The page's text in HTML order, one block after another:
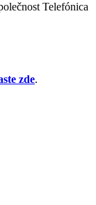
Telefónica
zde.